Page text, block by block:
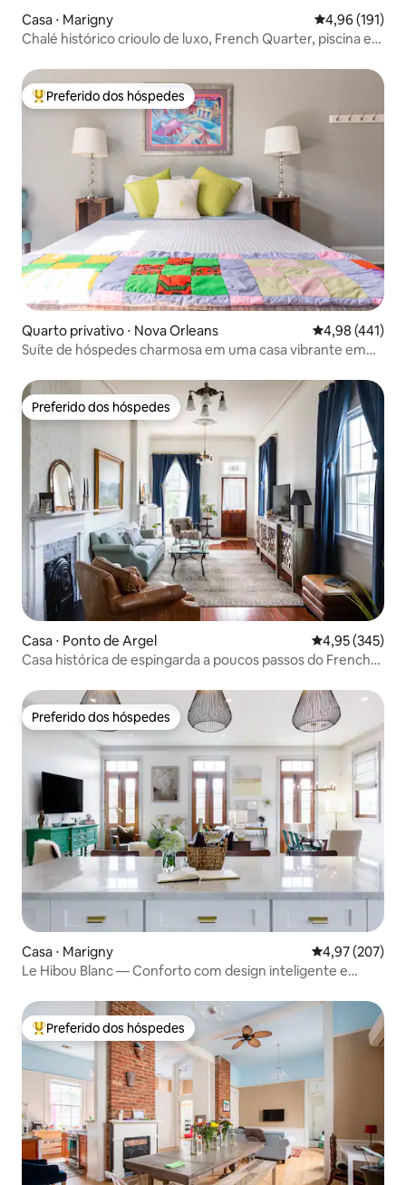
Casa ⋅ Marigny 4,96 de uma
4,96 (191)
Chalé histórico crioulo de luxo, French Quarter, piscina e
Entre os melhores preferidos dos hóspedes
Preferido dos hóspedes
Quarto privativo ⋅ Nova Orleans 4,98 de uma
4,98 (441)
Suíte de hóspedes charmosa em uma casa vibrante em
Preferido dos hóspedes
Preferido dos hóspedes
Casa ⋅ Ponto de Argel 4,95 de uma
4,95 (345)
Casa histórica de espingarda a poucos passos do French
Preferido dos hóspedes
Preferido dos hóspedes
Casa ⋅ Marigny 4,97 de uma
4,97 (207)
Le Hibou Blanc — Conforto com design inteligente e
Entre os melhores preferidos dos hóspedes
Preferido dos hóspedes